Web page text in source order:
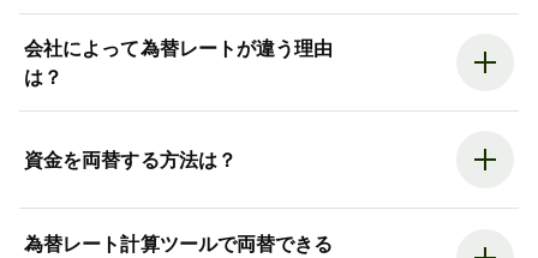
会社によって為替レートが違う理由
は？
資金を両替する方法は？
為替レート計算ツールで両替できる